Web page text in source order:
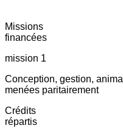
Missions
financées
mission 1
Conception, gestion,
menées paritairement
Crédits
répartis